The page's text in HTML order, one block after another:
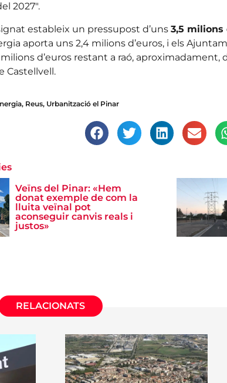
2027″.
estableix un pressupost d’uns 3,5 milions
aporta uns 2,4 milions d’euros, i els
milions d’euros restant a raó, aproximadament,
Castellvell.
, Reus, Urbanització el Pinar
Veïns del Pinar: «Hem
donat exemple de com la
lluita veïnal pot
aconseguir canvis reals i
justos»
RELACIONATS